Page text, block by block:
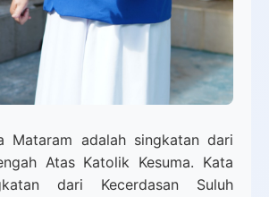
Mataram adalah singkatan dari
Atas Katolik Kesuma. Kata
dari Kecerdasan Suluh